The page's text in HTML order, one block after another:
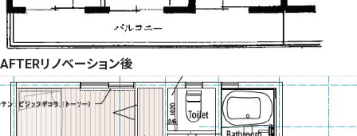
AFTERリノベーション後